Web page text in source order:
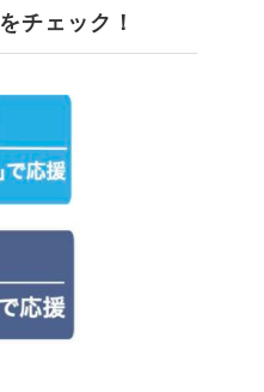
チェック！